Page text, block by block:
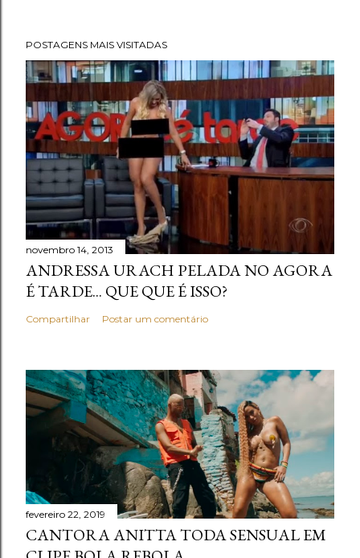
POSTAGENS MAIS VISITADAS
novembro 14, 2013
ANDRESSA URACH PELADA NO AGORA
É TARDE... QUE QUE É ISSO?
Compartilhar Postar um comentário
fevereiro 22, 2019
CANTORA ANITTA TODA SENSUAL EM